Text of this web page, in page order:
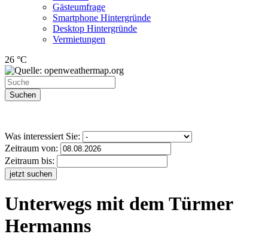
Gästeumfrage
Smartphone Hintergründe
Desktop Hintergründe
Vermietungen
26 °C
Suchen
Was interessiert Sie:
Zeitraum von:
Zeitraum bis:
jetzt suchen
Unterwegs mit dem Türmer
Hermanns